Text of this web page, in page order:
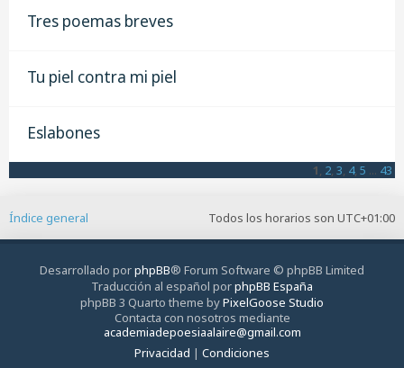
Tres poemas breves
Tu piel contra mi piel
Eslabones
1 2 3 4, 5 ... 43
Todos los horarios son UTC+01:00
Índice general
Desarrollado porphpBB® Forum Software © phpBB Limited
Traducción al español porphpBB España
phpBB 3 Quarto theme byPixelGoose Studio
Contacta con nosotros mediante
academiadepoesiaalaire@gmail.com
Privacidad | Condiciones